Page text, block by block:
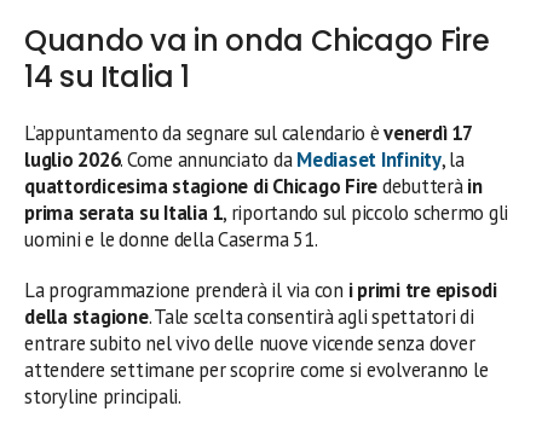
Quando va in onda Chicago Fire
14 su Italia 1
L’appuntamento da segnare sul calendario èvenerdì 17
luglio 2026. Come annunciato daMediaset Infinity, la
quattordicesima stagione di Chicago Firedebutteràin
prima serata su Italia 1, riportando sul piccolo schermo gli
uomini e le donne della Caserma 51.
La programmazione prenderà il via con i primi tre episodi
della stagione. Tale scelta consentirà agli spettatori di
entrare subito nel vivo delle nuove vicende senza dover
attendere settimane per scoprire come si evolveranno le
storyline principali.